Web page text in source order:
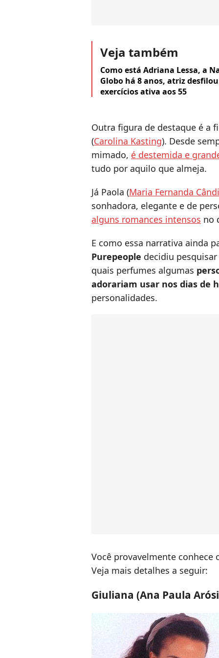
Veja também
Como está Adriana Lessa, a
Globo há 8 anos, atriz
exercícios ativa aos 55
Outra figura de destaque é a
(Carolina Kasting). Desde
mimado, é destemida e
tudo por aquilo que almeja.
Já Paola (Maria Fernanda
sonhadora, elegante e de
alguns romances intensos no
E como essa narrativa ainda
Purepeople decidiu
quais perfumes algumas
adorariam usar nos dias de
personalidades.
Você provavelmente conhece
Veja mais detalhes a seguir:
Giuliana (Ana Paula